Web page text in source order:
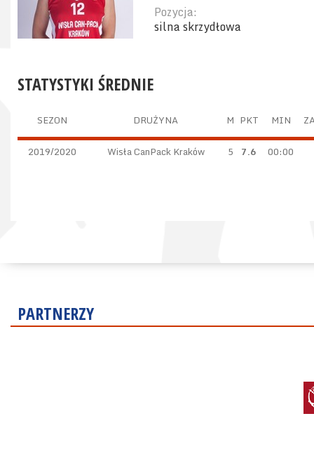
Pozycja:
silna skrzydłowa
STATYSTYKI ŚREDNIE
SEZON DRUŻYNA M PKT MIN
2019/2020 Wisła CanPack Kraków 5 7.6 00:00
PARTNERZY